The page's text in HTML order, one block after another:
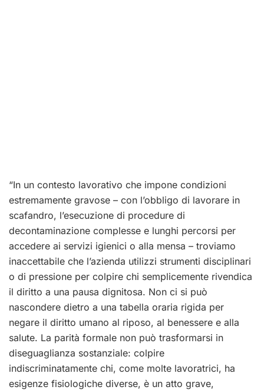
“In un contesto lavorativo che impone condizioni
estremamente gravose – con l’obbligo di lavorare in
scafandro, l’esecuzione di procedure di
decontaminazione complesse e lunghi percorsi per
accedere ai servizi igienici o alla mensa – troviamo
inaccettabile che l’azienda utilizzi strumenti disciplinari
o di pressione per colpire chi semplicemente rivendica
il diritto a una pausa dignitosa. Non ci si può
nascondere dietro a una tabella oraria rigida per
negare il diritto umano al riposo, al benessere e alla
salute. La parità formale non può trasformarsi in
diseguaglianza sostanziale: colpire
indiscriminatamente chi, come molte lavoratrici, ha
esigenze fisiologiche diverse, è un atto grave,